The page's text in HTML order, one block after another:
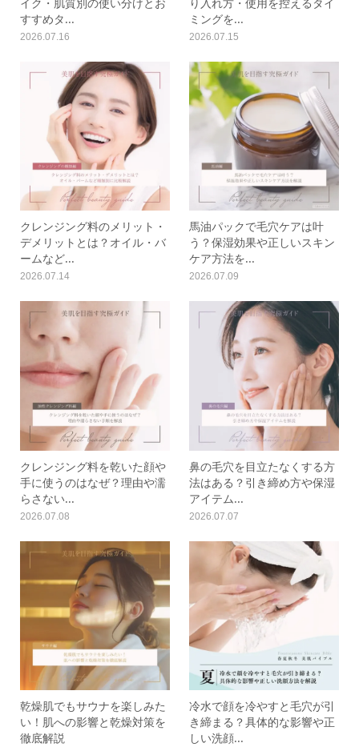
すすめタ...
2026.07.16
ミングを...
2026.07.15
クレンジング料のメリット・
デメリットとは？オイル・バ
ームなど...
2026.07.14
馬油パックで毛穴ケアは叶
う？保湿効果や正しいスキン
ケア方法を...
2026.07.09
クレンジング料を乾いた顔や
手に使うのはなぜ？理由や濡
らさない...
2026.07.08
鼻の毛穴を目立たなくする方
法はある？引き締め方や保湿
アイテム...
2026.07.07
乾燥肌でもサウナを楽しみた
い！肌への影響と乾燥対策を
徹底解説
冷水で顔を冷やすと毛穴が引
き締まる？具体的な影響や正
しい洗顔...